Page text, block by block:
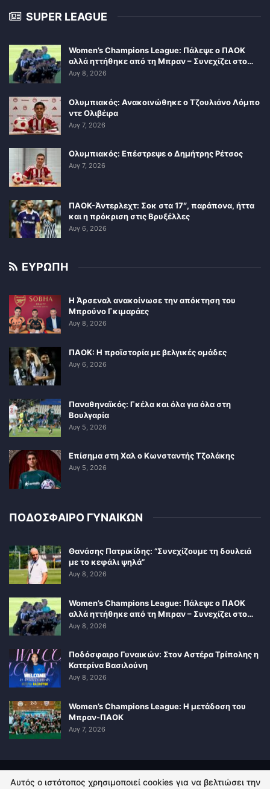
SUPER LEAGUE
Women’s Champions League: Πάλεψε ο ΠΑΟΚ
αλλά ηττήθηκε από τη Μπραν – Συνεχίζει στο…
Αυγ 8, 2026
Ολυμπιακός: Ανακοινώθηκε ο Τζουλιάνο Λόμπο
ντε Ολιβέιρα
Αυγ 7, 2026
Ολυμπιακός: Επέστρεψε ο Δημήτρης Ρέτσος
Αυγ 7, 2026
ΠΑΟΚ-Άντερλεχτ: Σοκ στα 17″, παράπονα, ήττα
και η πρόκριση στις Βρυξέλλες
Αυγ 6, 2026
ΕΥΡΩΠΗ
Η Άρσεναλ ανακοίνωσε την απόκτηση του
Μπρούνο Γκιμαράες
Αυγ 8, 2026
ΠΑΟΚ: Η προϊστορία με βελγικές ομάδες
Αυγ 6, 2026
Παναθηναϊκός: Γκέλα και όλα για όλα στη
Βουλγαρία
Αυγ 5, 2026
Επίσημα στη Χαλ ο Κωνσταντής Τζολάκης
Αυγ 5, 2026
ΠΟΔΟΣΦΑΙΡΟ ΓΥΝΑΙΚΩΝ
Θανάσης Πατρικίδης: “Συνεχίζουμε τη δουλειά
με το κεφάλι ψηλά”
Αυγ 8, 2026
Women’s Champions League: Πάλεψε ο ΠΑΟΚ
αλλά ηττήθηκε από τη Μπραν – Συνεχίζει στο…
Αυγ 8, 2026
Ποδόσφαιρο Γυναικών: Στον Αστέρα Τρίπολης η
Κατερίνα Βασιλούνη
Αυγ 8, 2026
Women’s Champions League: Η μετάδοση του
Μπραν-ΠΑΟΚ
Αυγ 7, 2026
Αυτός ο ιστότοπος χρησιμοποιεί cookies για να βελτιώσει την